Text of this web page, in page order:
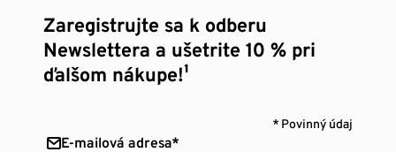
Zaregistrujte sa k odberu
Newslettera a ušetrite 10 % pri
ďalšom nákupe!¹
* Povinný údaj
E-mailová adresa*